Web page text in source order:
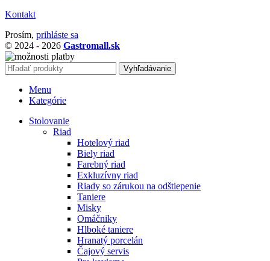
Kontakt
Prosím, prihláste sa
© 2024 - 2026 Gastromall.sk
Vyhľadávanie
Menu
Kategórie
Stolovanie
Riad
Hotelový riad
Biely riad
Farebný riad
Exkluzívny riad
Riady so zárukou na odštiepenie
Taniere
Misky
Omáčniky
Hlboké taniere
Hranatý porcelán
Čajový servis